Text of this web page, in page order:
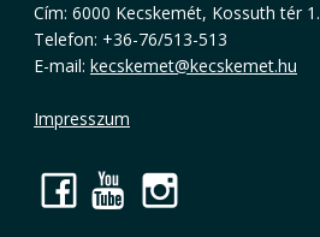
Cím: 6000 Kecskemét, Kossuth tér 1.
Telefon: +36-76/513-513
E-mail: kecskemet@kecskemet.hu
Impresszum
Facebook
YouTube